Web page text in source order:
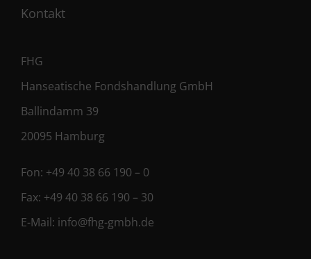
Kontakt
FHG
Hanseatische Fondshandlung GmbH
Ballindamm 39
20095 Hamburg
Fon: +49 40 38 66 190 – 0
Fax: +49 40 38 66 190 – 30
E-Mail: info@fhg-gmbh.de